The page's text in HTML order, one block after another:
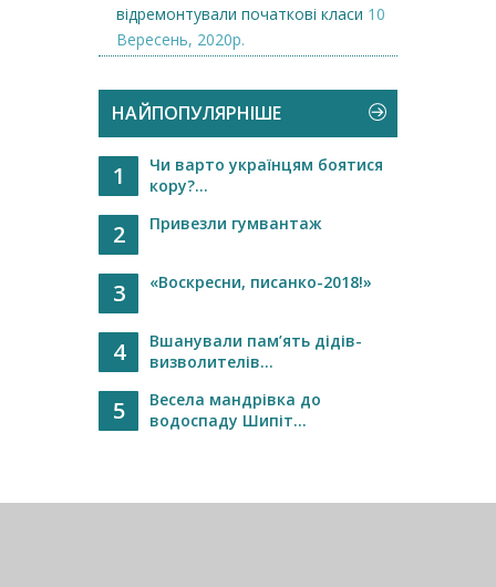
відремонтували початкові класи 10
Вересень, 2020р.
НАЙПОПУЛЯРНІШЕ
1
Чи варто українцям боятися
кору?...
2 Привезли гумвантаж
3 «Воскресни, писанко-2018!»
4
Вшанували пам’ять дідів-
визволителів...
5
Весела мандрівка до
водоспаду Шипіт...